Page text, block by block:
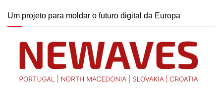
Um projeto para moldar o futuro digital da Europa